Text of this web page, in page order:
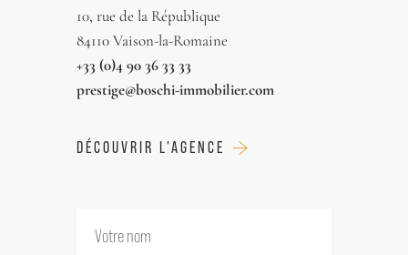
extérieur 58.5m²
Cuisine équipée Salle à manger accès
extérieur 39m²
Salle de bains/WC 4.5m²
Cave 4.5m²
Chambre sous rampants 19m²
10, rue de la République
84110 Vaison-la-Romaine
+33 (0)4 90 36 33 33
prestige@boschi-immobilier.com
DÉCOUVRIR L'AGENCE